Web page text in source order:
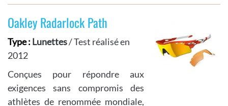
Oakley Radarlock Path
Type : Lunettes/ Test réalisé en
2012
Conçues pour répondre aux
exigences sans compromis des
athlètes de renommée mondiale,